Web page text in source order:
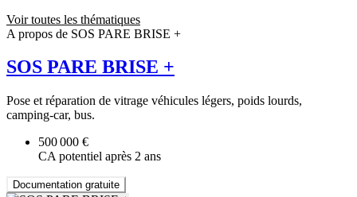
Voir toutes les thématiques
A propos de SOS PARE BRISE +
SOS PARE BRISE +
Pose et réparation de vitrage véhicules légers, poids lourds,
camping-car, bus.
500 000 €
CA potentiel après 2 ans
Documentation gratuite